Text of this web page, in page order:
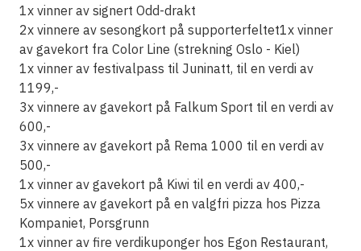
1x vinner av signert Odd-drakt
2x vinnere av sesongkort på supporterfeltet1x vinner
av gavekort fra Color Line (strekning Oslo - Kiel)
1x vinner av festivalpass til Juninatt, til en verdi av
1199,-
3x vinnere av gavekort på Falkum Sport til en verdi av
600,-
3x vinnere av gavekort på Rema 1000 til en verdi av
500,-
1x vinner av gavekort på Kiwi til en verdi av 400,-
5x vinnere av gavekort på en valgfri pizza hos Pizza
Kompaniet, Porsgrunn
1x vinner av fire verdikuponger hos Egon Restaurant,